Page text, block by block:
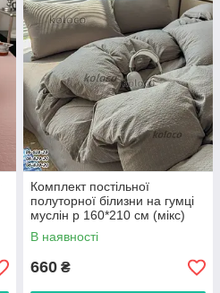
Комплект постільної
полуторної білизни на гумці
муслін р 160*210 см (мікс)
"POSTELKA" недорого від
прямого постачальника
В наявності
660 ₴